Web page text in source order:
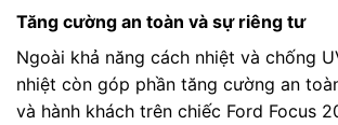
Tăng cường an toàn và sự riêng tư
Ngoài khả năng cách nhiệt và chống
nhiệt còn góp phần tăng cường an
và hành khách trên chiếc Ford Focus